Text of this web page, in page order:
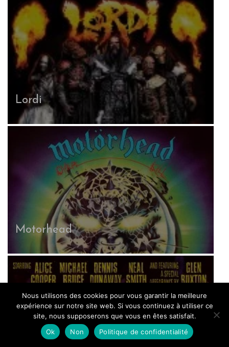
Lordi
Motorhead
Nous utilisons des cookies pour vous garantir la meilleure
expérience sur notre site web. Si vous continuez à utiliser ce
site, nous supposerons que vous en êtes satisfait.
Ok
Non Politique de confidentialité